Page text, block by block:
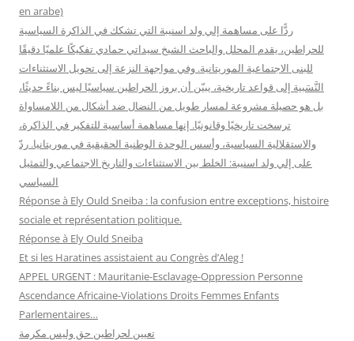
en arabe)
ردًّا على مساهمة إلي ولد اسنيبة التي تشكك في الذاكرة السياسية
للحراطين، يقدم المحلل والباحث الشيخ سيداتي حمادي تفكيكًا علميًا دقيقًا
للبنى الاجتماعية الموريتانية. وفي مواجهة النزعة إلى تحويل الاستثناءات
النَّسَبية إلى قواعد تاريخية، يبيّن أن بروز الحراطين سياسيًا ليس بناءً حديثًا،
بل هو حصيلة مشروعة لمسار طويل من النضال ضد أشكال من اللامساواة
ترسخت تاريخيًا وقانونيًا. إنها مساهمة أساسية للتفكير في الذاكرة،
والاستقلالية السياسية، وأسس الوحدة الوطنية الحقيقية في موريتانيا. ردّ
على إلي ولد اسنيبة: الخلط بين الاستثناءات والتاريخ الاجتماعي والتمثيل
السياسي
Réponse à Ely Ould Sneiba : la confusion entre exceptions, histoire
sociale et représentation politique.
Réponse à Ely Ould Sneiba
Et si les Haratines assistaient au Congrès d’Aleg !
APPEL URGENT : Mauritanie-Esclavage-Oppression Personne
Ascendance Africaine-Violations Droits Femmes Enfants
Parlementaires…
تعيين لحراطين حق وليس مكرمة